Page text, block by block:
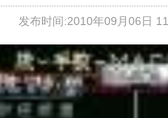
发布时间:2010年09月06日